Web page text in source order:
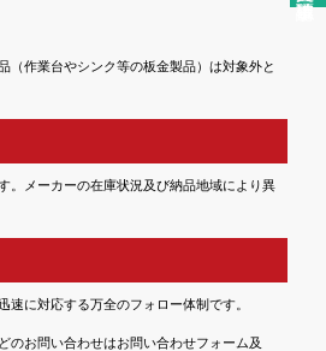
（作業台やシンク等の板金製品）は対象外と
。メーカーの在庫状況及び納品地域により異
速に対応する万全のフォロー体制です。
のお問い合わせはお問い合わせフォーム及